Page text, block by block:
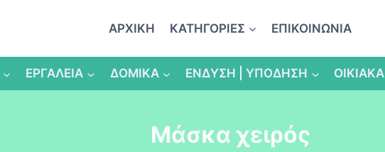
ΑΡΧΙΚΗ ΚΑΤΗΓΟΡΙΕΣ ΕΠΙΚΟΙΝΩΝΙΑ
ΕΡΓΑΛΕΙΑ ΔΟΜΙΚΑ ΕΝΔΥΣΗ | ΥΠΟΔΗΣΗ ΟΙΚΙΑΚΑ
Μάσκα χειρός